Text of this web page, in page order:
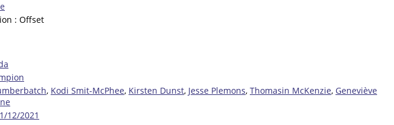
: Offset
, Kodi Smit-McPhee, Kirsten Dunst, Jesse Plemons, Thomasin McKenzie, Geneviève
1/12/2021